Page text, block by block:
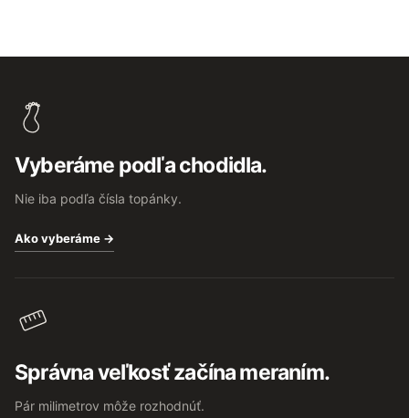
Vyberáme podľa chodidla.
Nie iba podľa čísla topánky.
Ako vyberáme →
Správna veľkosť začína meraním.
Pár milimetrov môže rozhodnúť.